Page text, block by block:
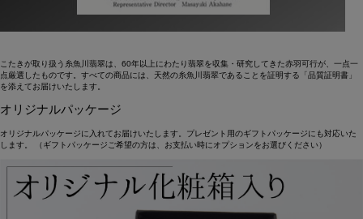
こたきが取り扱う糸魚川翡翠は、60年以上にわたり翡翠を収集・研究してきた赤羽可行が、一点一
点厳選したものです。すべての商品には、天然の糸魚川翡翠であることを証明する「品質証明書」
を添えてお届けいたします。
オリジナルパッケージ
オリジナルパッケージに入れてお届けいたします。プレゼント用のギフトパッケージにも対応いた
します。 （ギフトパッケージご希望の方は、お支払い時にオプションをお選びください）